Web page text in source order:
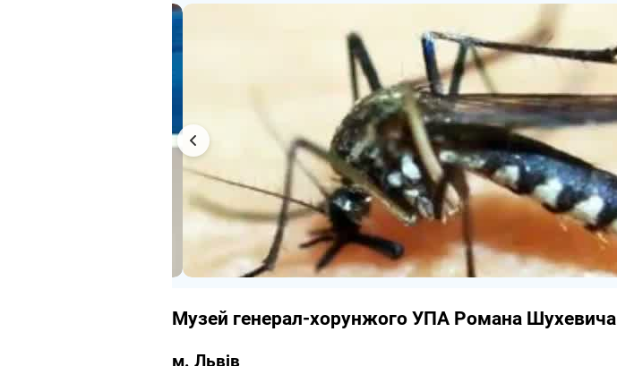
Музей генерал-хорунжого УПА Романа Шухевича
м. Львів